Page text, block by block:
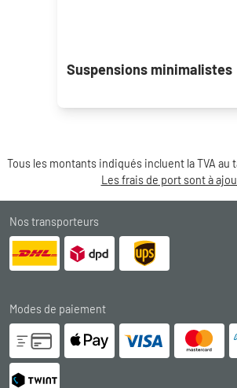
Suspensions minimalistes
Tous les montants indiqués incluent la TVA au
Les frais de port sont à
Nos transporteurs
Modes de paiement